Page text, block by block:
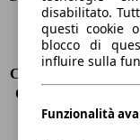
Emissioni di CO2*
Consumo
Consumo (extra-
Consumo
Classe di
disabilitato.
questi cookie
blocco di
influire sulla
Funzionalità